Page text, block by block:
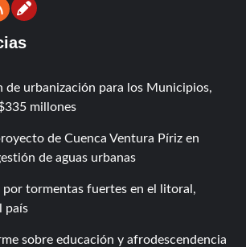
Contáctanos
de urbanización para los Municipios,
millones
de Cuenca Ventura Píriz en
de aguas urbanas
por tormentas fuertes en el litoral,
país
sobre educación y afrodescendencia